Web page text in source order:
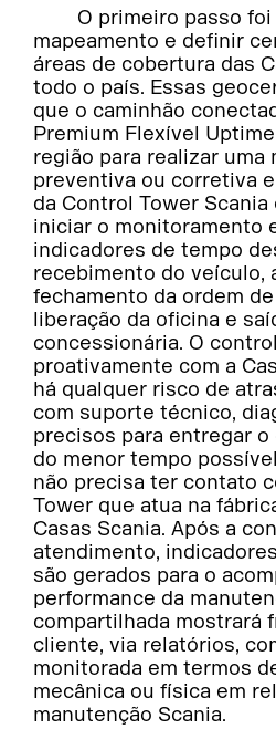
O primeiro passo
mapeamento e definir
áreas de cobertura das
todo o país. Essas
que o caminhão
Premium Flexível
região para realizar uma
preventiva ou corretiva
da Control Tower
iniciar o monitoramento
indicadores de tempo
recebimento do veículo,
fechamento da ordem
liberação da oficina e
concessionária. O
proativamente com a
há qualquer risco de
com suporte técnico,
precisos para entregar
do menor tempo
não precisa ter contato
Tower que atua na
Casas Scania. Após a
atendimento,
são gerados para o
performance da
compartilhada mostrará
cliente, via relatórios,
monitorada em termos
mecânica ou física em
manutenção Scania.